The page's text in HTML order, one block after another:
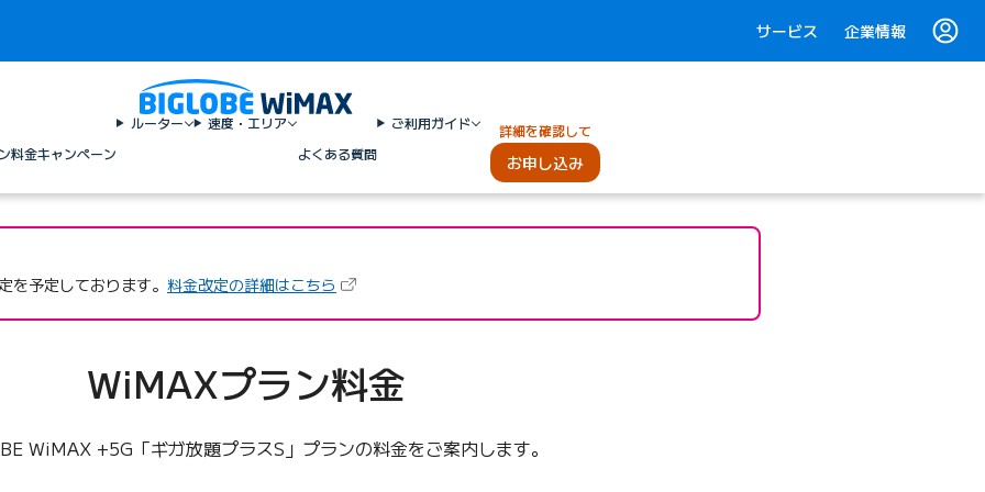
サービス 企業情報
料金キャンペーン
ルーター
速度・エリア
よくある質問
ご利用ガイド 詳細を確認して
お申し込み
を予定しております。 料金改定の詳細はこちら （新しいタブで開きます）
WiMAXプラン料金
WiMAX +5G「ギガ放題プラスS」プランの料金をご案内します。